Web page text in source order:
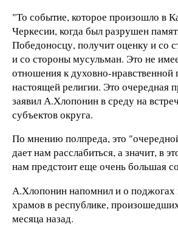
"То событие, которое произошло в
Черкесии, когда был разрушен
Победоносцу, получит оценку и со
и со стороны мусульман. Это не
отношения к духовно-нравственной
настоящей религии. Это очередная
заявил А.Хлопонин в среду на
субъектов округа.
По мнению полпреда, это
дает нам расслабиться, а значит, в
нам предстоит еще очень большая
А.Хлопонин напомнил и о поджогах
храмов в республике,
месяца назад.